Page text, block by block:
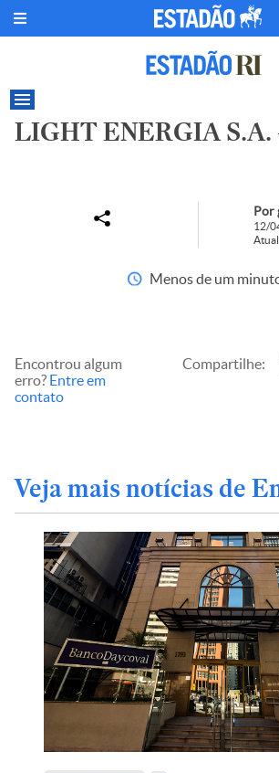
LIGHT ENERGIA S.A.
Por
12/
Menos de um
Encontrou algum
erro? Entre em
contato
Compartilhe:
Veja mais notícias de